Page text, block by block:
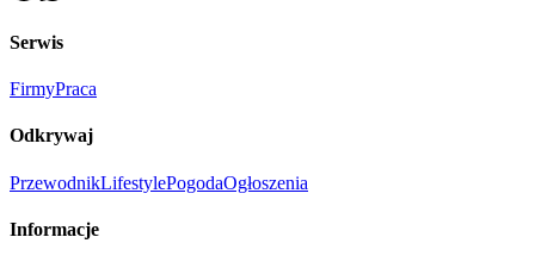
Serwis
FirmyPraca
Odkrywaj
PrzewodnikLifestylePogodaOgłoszenia
Informacje